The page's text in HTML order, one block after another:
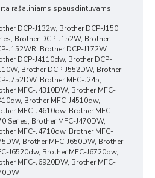
rašaliniams spausdintuvams
DCP-J132w, Brother DCP-J150
Brother DCP-J152W, Brother
J152WR, Brother DCP-J172W,
DCP-J4110dw, Brother DCP-
Brother DCP-J552DW, Brother
J752DW, Brother MFC-J245,
MFC-J4310DW, Brother MFC-
Brother MFC-J4510dw,
MFC-J4610dw, Brother MFC-
Series, Brother MFC-J470DW,
MFC-J4710dw, Brother MFC-
Brother MFC-J650DW, Brother
J6520dw, Brother MFC-J6720dw,
MFC-J6920DW, Brother MFC-